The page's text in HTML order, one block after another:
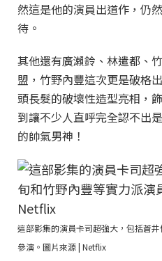
然這是他的演員出道作，仍
待。
其他還有廣瀨鈴、林遣都、
盟，竹野內豐這次更是破格
頭長髮的破壞性造型亮相，
到讓不少人直呼完全認不出
的帥氣男神！
這部影集的演員卡司超強大，包括蒼
參演。圖片來源 | Netflix